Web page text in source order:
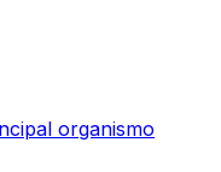
organismo